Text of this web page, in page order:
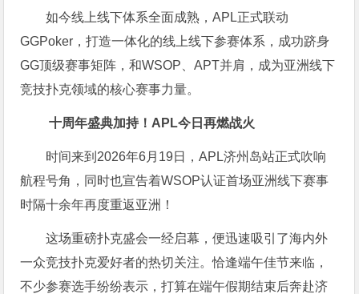
如今线上线下体系全面成熟，APL正式联动
GGPoker，打造一体化的线上线下参赛体系，成功跻身
GG顶级赛事矩阵，和WSOP、APT并肩，成为亚洲线下
竞技扑克领域的核心赛事力量。
十周年盛典加持！APL今日再燃战火
时间来到2026年6月19日，APL济州岛站正式吹响
航程号角，同时也宣告着WSOP认证首场亚洲线下赛事
时隔十余年再度重返亚洲！
这场重磅扑克盛会一经启幕，便迅速吸引了海内外
一众竞技扑克爱好者的热切关注。恰逢端午佳节来临，
不少参赛选手纷纷表示，打算在端午假期结束后奔赴济